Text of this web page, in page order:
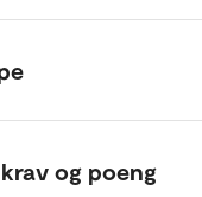
og poeng